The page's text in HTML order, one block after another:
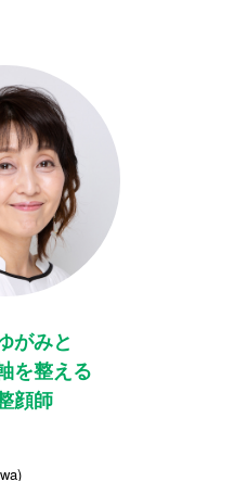
がみと
を整える
顔師